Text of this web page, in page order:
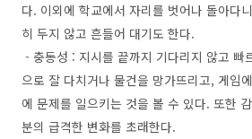
다. 이외에 학교에서 자리를 벗어나 돌아다
히 두지 않고 흔들어 대기도 한다.
- 충동성 : 지시를 끝까지 기다리지 않고 빠
으로 잘 다치거나 물건을 망가뜨리고, 게임
에 문제를 일으키는 것을 볼 수 있다. 또한
분의 급격한 변화를 초래한다.